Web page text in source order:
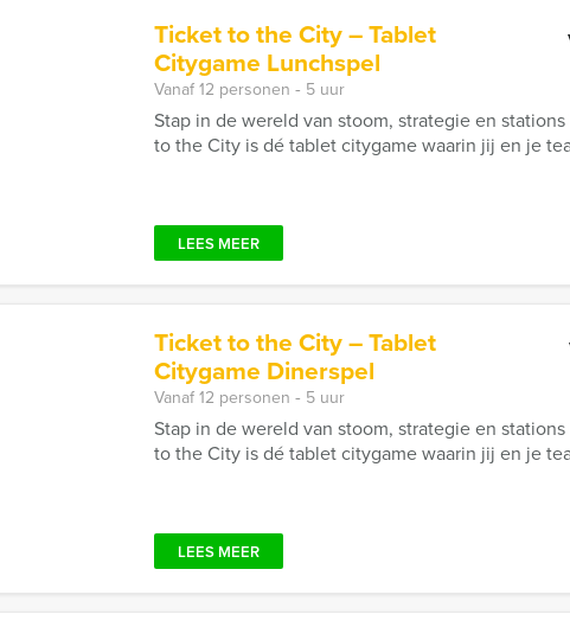
Ticket to the City – Tablet
Citygame Lunchspel
Vanaf 12 personen ‐ 5 uur
Stap in de wereld van stoom, strategie en
to the City is dé tablet citygame waarin jij en je
LEES MEER
Ticket to the City – Tablet
Citygame Dinerspel
Vanaf 12 personen ‐ 5 uur
Stap in de wereld van stoom, strategie en
to the City is dé tablet citygame waarin jij en je
LEES MEER